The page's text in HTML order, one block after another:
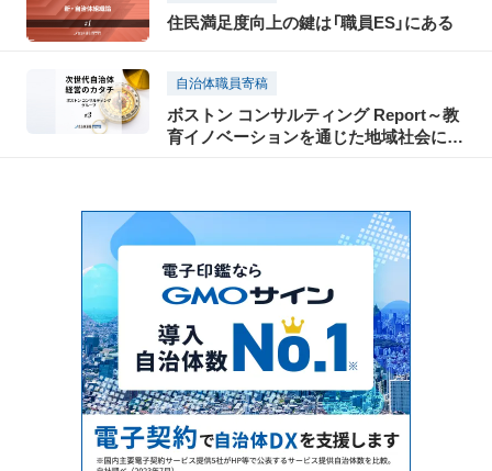
住民満足度向上の鍵は「職員ES」にある
自治体職員寄稿
ボストン コンサルティング Report～教
育イノベーションを通じた地域社会にお